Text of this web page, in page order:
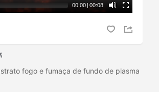
00:00 | 00:08
fogo e fumaça de fundo de plasma